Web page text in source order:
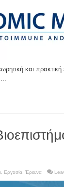
και πρακτική
...
Εργασία Έρευνα